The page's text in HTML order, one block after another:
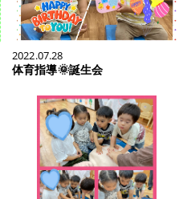
2022.07.28
体育指導🌞誕生会